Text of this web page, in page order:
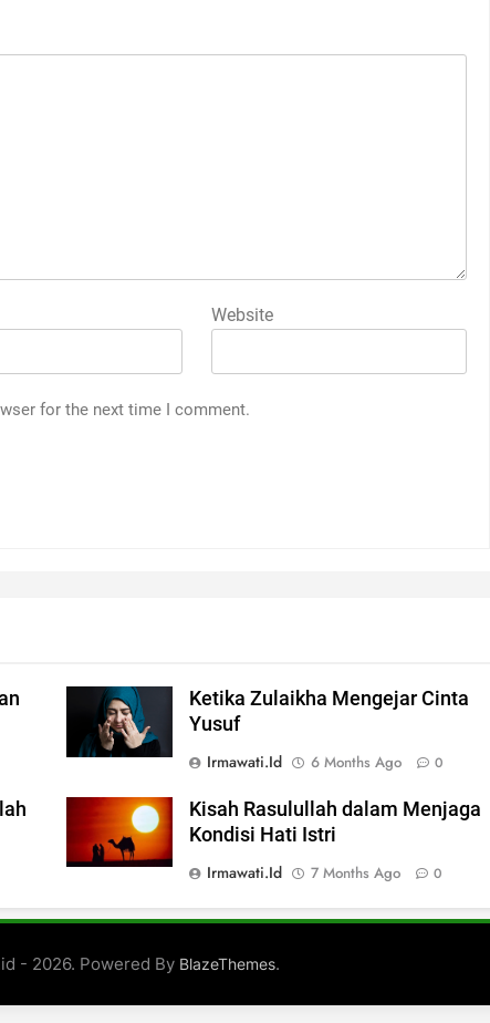
Website
for the next time I comment.
Ketika Zulaikha Mengejar Cinta
Yusuf
Irmawati.id
6 Months Ago 0
Kisah Rasulullah dalam Menjaga
Kondisi Hati Istri
Irmawati.id
7 Months Ago 0
- 2026. Powered By BlazeThemes.